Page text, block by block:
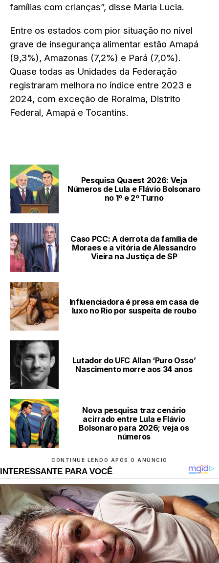
famílias com crianças”, disse Maria Lucia.
Entre os estados com pior situação no nível
grave de insegurança alimentar estão Amapá
(9,3%), Amazonas (7,2%) e Pará (7,0%).
Quase todas as Unidades da Federação
registraram melhora no índice entre 2023 e
2024, com exceção de Roraima, Distrito
Federal, Amapá e Tocantins.
Pesquisa Quaest 2026: Veja
Números de Lula e Flávio Bolsonaro
no 1º e 2º Turno
Caso PCC: A derrota da família de
Moraes e a vitória de Alessandro
Vieira na Justiça de SP
Influenciadora é presa em casa de
luxo no Rio por suspeita de roubo
Lutador do UFC Allan ‘Puro Osso’
Nascimento morre aos 34 anos
Nova pesquisa traz cenário
acirrado entre Lula e Flávio
Bolsonaro para 2026; veja os
números
CONTINUE LENDO APÓS O ANÚNCIO
INTERESSANTE PARA VOCÊ